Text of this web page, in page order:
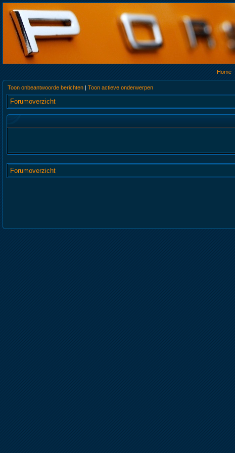
Home
Toon onbeantwoorde berichten | Toon actieve onderwerpen
Forumoverzicht
Forumoverzicht